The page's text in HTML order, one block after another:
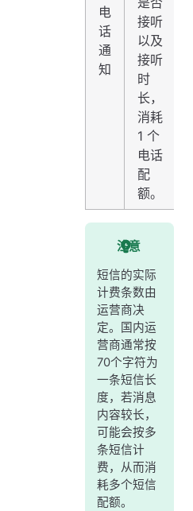
电
话
通
知
接听
以及
接听
时
长，
消耗
1 个
电话
配
额。
注意
短信的实际
计费条数由
运营商决
定。国内运
营商通常按
70个字符为
一条短信长
度，若消息
内容较长，
可能会按多
条短信计
费，从而消
耗多个短信
配额。